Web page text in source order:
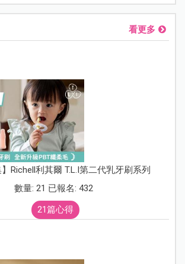
看更多
】Richell利其爾 T.L.I第二代乳牙刷系列
數量: 21 已報名: 432
21篇心得